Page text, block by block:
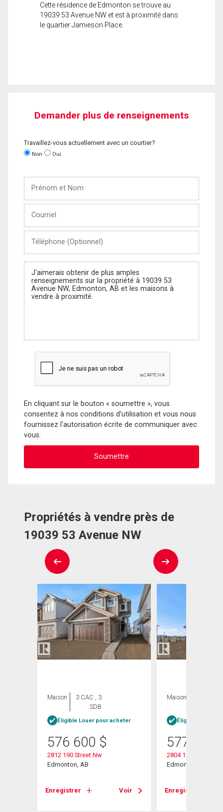
Cette résidence de Edmonton se trouve au
19039 53 Avenue NW et est à proximité dans
le quartier Jamieson Place.
Demander plus de renseignements
Travaillez-vous actuellement avec un courtier?
Non Oui
Nom
(Optionnel)
Message
En cliquant sur le bouton « soumettre », vous
consentez à nos conditions d'utilisation et vous nous
fournissez l'autorisation écrite de communiquer avec
vous.
Propriétés à vendre près de
19039 53 Avenue NW
Maison
3 CAC , 3
SDB
Éligible Louer pour acheter
576 600 $
2812 190 Street Nw
Edmonton, AB
Enregistrer Voir
Maison
Éligible Louer
577 600
2804 190 Street Nw
Edmonton, AB
Enregistrer